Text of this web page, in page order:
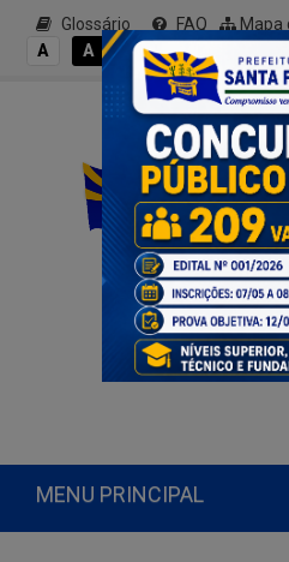
Glossário FAQ Mapa
A
A A- A A+
MENU PRINCIPAL